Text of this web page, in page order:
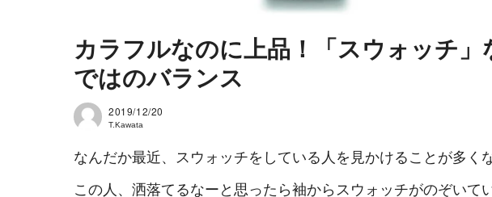
カラフルなのに上品！「スウォッチ」
ではのバランス
2019/12/20
T.Kawata
なんだか最近、スウォッチをしている人を見かけることが多く
この人、洒落てるなーと思ったら袖からスウォッチがのぞいて